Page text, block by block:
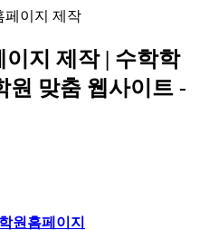
페이지 제작
지 제작 | 수학학
원 맞춤 웹사이트 -